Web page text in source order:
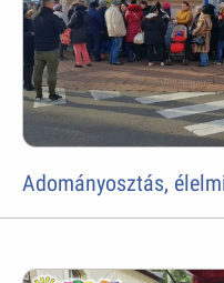
Adományosztás,